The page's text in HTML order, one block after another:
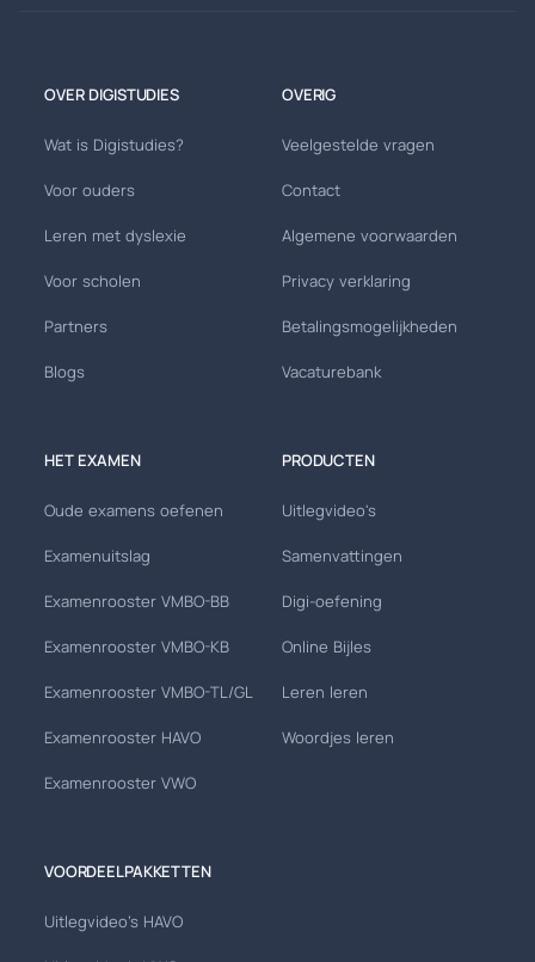
OVER DIGISTUDIES
Wat is Digistudies?
Voor ouders
Leren met dyslexie
Voor scholen
Partners
Blogs
OVERIG
Veelgestelde vragen
Contact
Algemene voorwaarden
Privacy verklaring
Betalingsmogelijkheden
Vacaturebank
HET EXAMEN
Oude examens oefenen
Examenuitslag
Examenrooster VMBO-BB
Examenrooster VMBO-KB
Examenrooster VMBO-TL/GL
Examenrooster HAVO
Examenrooster VWO
PRODUCTEN
Uitlegvideo's
Samenvattingen
Digi-oefening
Online Bijles
Leren leren
Woordjes leren
VOORDEELPAKKETTEN
Uitlegvideo's HAVO